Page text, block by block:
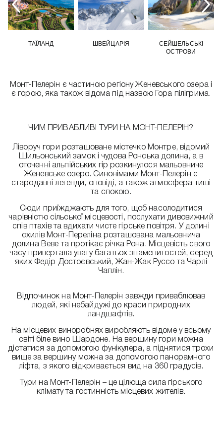
ТАЇЛАНД ШВЕЙЦАРІЯ
СЕЙШЕЛЬСЬКІ
ОСТРОВИ
Монт-Пелерін є частиною регіону Женевського озера і
є горою, яка також відома під назвою Гора пілігрима.
ЧИМ ПРИВАБЛИВІ ТУРИ НА МОНТ-ПЕЛЕРІН?
Ліворуч гори розташоване містечко Монтре, відомий
Шильонський замок і чудова Ронська долина, а в
оточенні альпійських гір розкинулося мальовниче
Женевське озеро. Синонімами Монт-Пелерін є
стародавні легенди, оповіді, а також атмосфера тиші
та спокою.
Сюди приїжджають для того, щоб насолодитися
чарівністю сільської місцевості, послухати дивовижний
спів птахів та вдихати чисте гірське повітря. У долині
схилів Монт-Переліна розташована мальовнича
долина Веве та протікає річка Рона. Місцевість свого
часу привертала увагу багатьох знаменитостей, серед
яких Федір Достоєвський, Жан-Жак Руссо та Чарлі
Чаплін.
Відпочинок на Монт-Пелерін завжди приваблював
людей, які небайдужі до краси природних
ландшафтів.
На місцевих виноробнях виробляють відоме у всьому
світі біле вино Шардоне. На вершину гори можна
дістатися за допомогою фунікулера, а піднятися трохи
вище за вершину можна за допомогою панорамного
ліфта, з якого відкривається вид на 360 градусів.
Тури на Монт-Пелерін – це цілюща сила гірського
клімату та гостинність місцевих жителів.